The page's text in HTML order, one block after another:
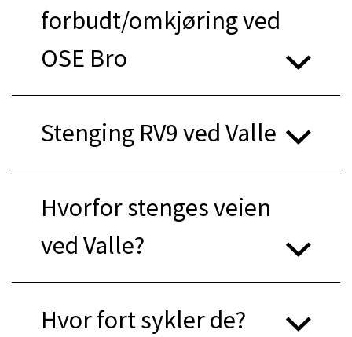
forbudt/omkjøring ved
OSE Bro
Stenging RV9 ved Valle
Hvorfor stenges veien
ved Valle?
Hvor fort sykler de?